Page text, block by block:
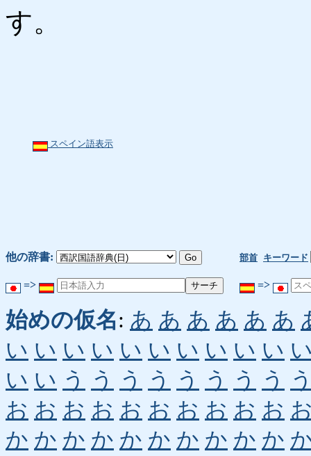
す。
スペイン語表示
他の辞書: 部首 キーワード
=> =>
始めの仮名: あ あ あ あ あ あ
い い い い い い い い い い
い い う う う う う う う う
お お お お お お お お お お
か か か か か か か か か か